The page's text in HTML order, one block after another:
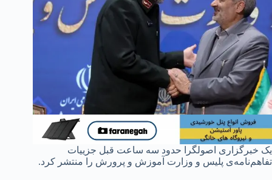
یک خبرگزاری اصولگرا حدود سه ساعت قبل جزییات
تفاهم‌نامه‌ی پلیس و وزارت آموزش و پرورش را منتشر کرد.